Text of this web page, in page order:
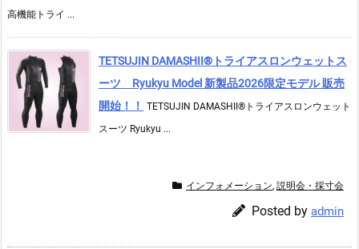
高機能トライ ...
TETSUJIN DAMASHII®︎トライアスロンウェットス
ーツ Ryukyu Model 新製品2026限定モデル 販売
開始！！
TETSUJIN DAMASHII®︎トライアスロンウェット
スーツ Ryukyu ...
インフォメーション, 説明会・採寸会
Posted by admin